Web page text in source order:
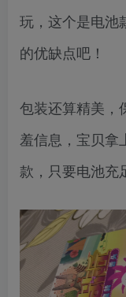
玩，这个是电池
的优缺点吧！
包装还算精美，
羞信息，宝贝拿
款，只要电池充